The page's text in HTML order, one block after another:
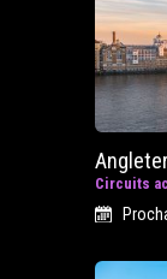
Circuits